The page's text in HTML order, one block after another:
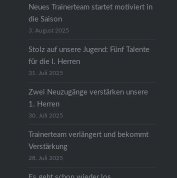
Neues Trainerteam startet motiviert in
die Saison
3. August 2025
Stolz auf unsere Jugend: Fünf Talente
für die I. Herren
31. Juli 2025
Zwei Neuzugänge verstärken unsere
1. Herren
30. Juli 2025
Trainerteam verlängert und bekommt
Verstärkung
28. Juli 2025